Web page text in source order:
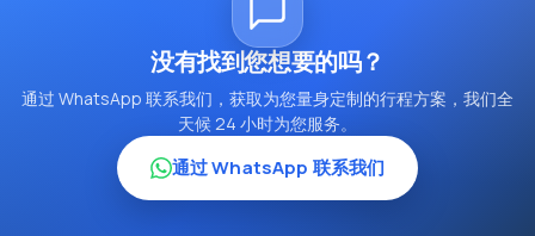
没有找到您想要的吗？
通过 WhatsApp 联系我们，获取为您量身定制的行程方案，我们全
天候 24 小时为您服务。
通过 WhatsApp 联系我们